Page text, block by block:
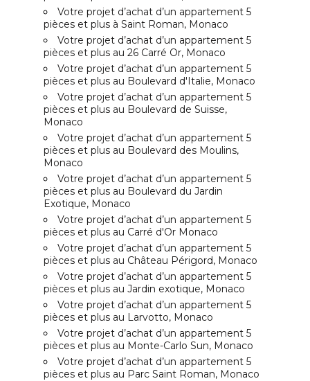
Votre projet d’achat d’un appartement 5
pièces et plus à Saint Roman, Monaco
Votre projet d’achat d’un appartement 5
pièces et plus au 26 Carré Or, Monaco
Votre projet d’achat d’un appartement 5
pièces et plus au Boulevard d'Italie, Monaco
Votre projet d’achat d’un appartement 5
pièces et plus au Boulevard de Suisse,
Monaco
Votre projet d’achat d’un appartement 5
pièces et plus au Boulevard des Moulins,
Monaco
Votre projet d’achat d’un appartement 5
pièces et plus au Boulevard du Jardin
Exotique, Monaco
Votre projet d’achat d’un appartement 5
pièces et plus au Carré d'Or Monaco
Votre projet d’achat d’un appartement 5
pièces et plus au Château Périgord, Monaco
Votre projet d’achat d’un appartement 5
pièces et plus au Jardin exotique, Monaco
Votre projet d’achat d’un appartement 5
pièces et plus au Larvotto, Monaco
Votre projet d’achat d’un appartement 5
pièces et plus au Monte-Carlo Sun, Monaco
Votre projet d’achat d’un appartement 5
pièces et plus au Parc Saint Roman, Monaco